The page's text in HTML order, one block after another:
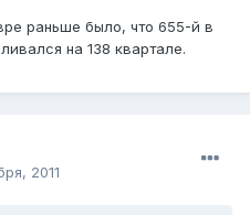
раньше было, что 655-й в
на 138 квартале.
2011